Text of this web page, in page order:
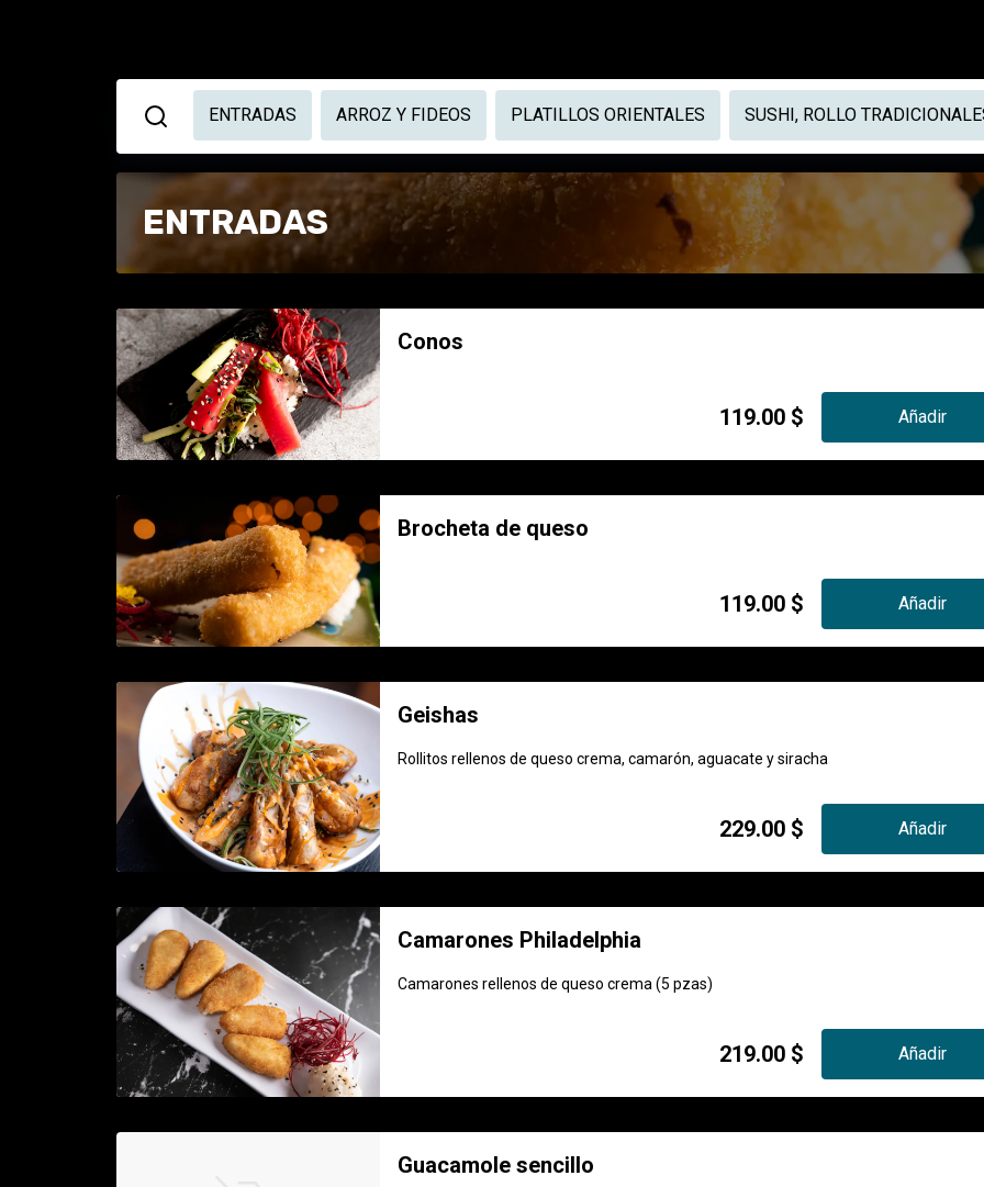
ENTRADAS ARROZ Y FIDEOS PLATILLOS ORIENTALES SUSHI, ROLLO
ENTRADAS
Conos
119.00 $ Añadir
Brocheta de queso
119.00 $ Añadir
Geishas
Rollitos rellenos de queso crema, camarón, aguacate y siracha
229.00 $ Añadir
Camarones Philadelphia
Camarones rellenos de queso crema (5 pzas)
219.00 $ Añadir
Guacamole sencillo